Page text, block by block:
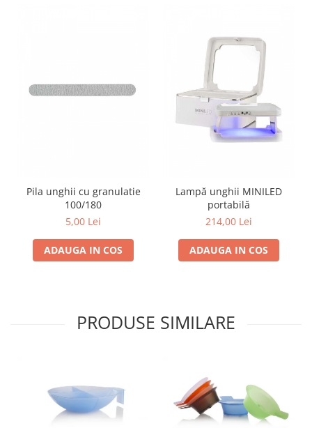
Pila unghii cu granulatie
100/180
5,00 Lei
ADAUGA IN COS
Lampă unghii MINILED
portabilă
214,00 Lei
ADAUGA IN COS
PRODUSE SIMILARE